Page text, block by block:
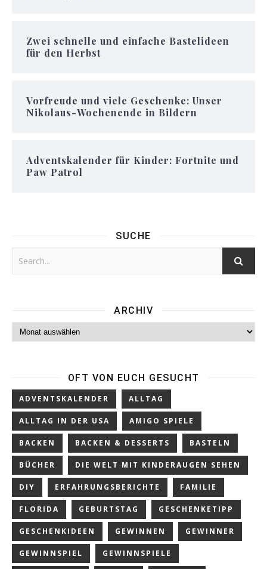
Zwei schnelle und einfache Bastelideen
für den Herbst
Vorfreude und viele Geschenke: Unser
Nikolaus-Wochenende in Bildern
Adventskalender für Kinder: Fortnite und
Paw Patrol
SUCHE
ARCHIV
Archiv
OFT VON EUCH GESUCHT
ADVENTSKALENDER ALLTAG
ALLTAG IN DER USA AMIGO SPIELE
BACKEN BACKEN & DESSERTS BASTELN
BÜCHER DIE WELT MIT KINDERAUGEN SEHEN
DIY ERFAHRUNGSBERICHTE FAMILIE
FLORIDA GEBURTSTAG GESCHENKETIPP
GESCHENKIDEEN GEWINNEN GEWINNER
GEWINNSPIEL GEWINNSPIELE